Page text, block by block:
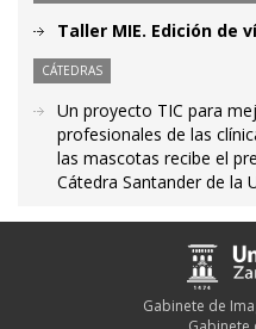
Taller MIE. Edición de
CÁTEDRAS
Un proyecto TIC para
profesionales de las
las mascotas recibe el
Cátedra Santander de la
Gabinete de